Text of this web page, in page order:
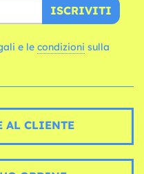
ISCRIVITI
e le condizioni
AL CLIENTE